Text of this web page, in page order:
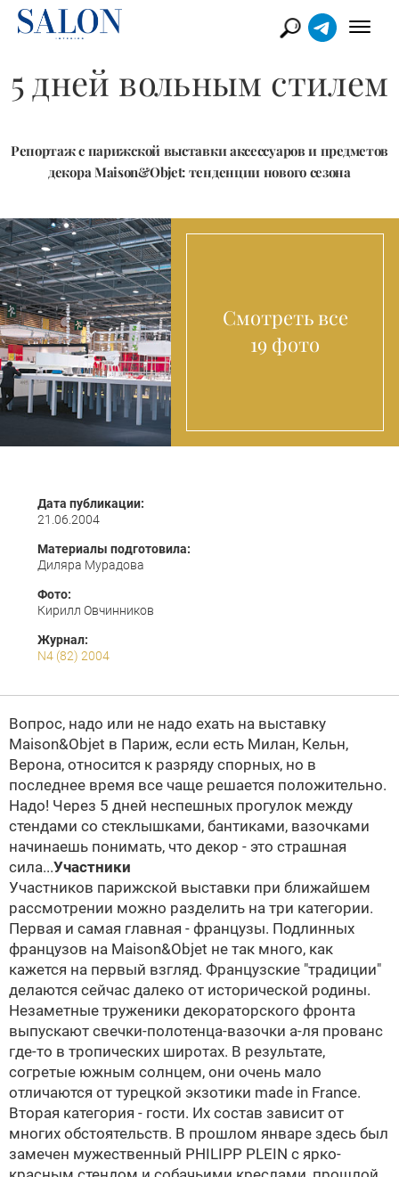
5 дней вольным стилем
Репортаж с парижской выставки аксессуаров и предметов
декора Maison&Objet: тенденции нового сезона
Смотреть все
19 фото
Дата публикации:
21.06.2004
Материалы подготовила:
Диляра Мурадова
Фото:
Кирилл Овчинников
Журнал:
N4 (82) 2004
Вопрос, надо или не надо ехать на выставку
Maison&Objet в Париж, если есть Милан, Кельн,
Верона, относится к разряду спорных, но в
последнее время все чаще решается положительно.
Надо! Через 5 дней неспешных прогулок между
стендами со стеклышками, бантиками, вазочками
начинаешь понимать, что декор - это страшная
сила...Участники
Участников парижской выставки при ближайшем
рассмотрении можно разделить на три категории.
Первая и самая главная - французы. Подлинных
французов на Maison&Objet не так много, как
кажется на первый взгляд. Французские "традиции"
делаются сейчас далеко от исторической родины.
Незаметные труженики декораторского фронта
выпускают свечки-полотенца-вазочки а-ля прованс
где-то в тропических широтах. В результате,
согретые южным солнцем, они очень мало
отличаются от турецкой экзотики made in France.
Вторая категория - гости. Их состав зависит от
многих обстоятельств. В прошлом январе здесь был
замечен мужественный PHILIPP PLEIN с ярко-